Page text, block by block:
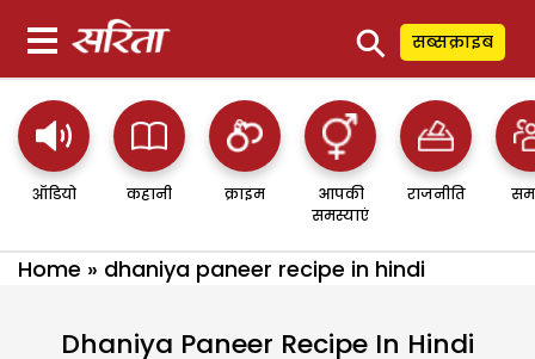
⚲ सब्सक्राइब
ऑडियो कहानी क्राइम
आपकी
समस्याएं
राजनीति
Home » dhaniya paneer recipe in hindi
Dhaniya Paneer Recipe In Hindi